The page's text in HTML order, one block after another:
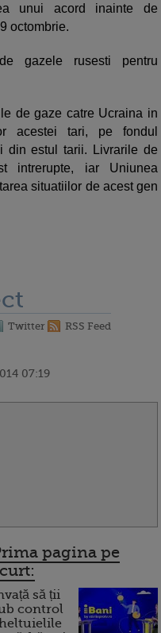
unui acord inainte de
octombrie.
gazele rusesti pentru
de gaze catre Ucraina in
acestei tari, pe fondul
din estul tarii. Livrarile de
intrerupte, iar Uniunea
situatiilor de acest gen
Twitter RSS Feed
07:19
pagina pe
să ții
control